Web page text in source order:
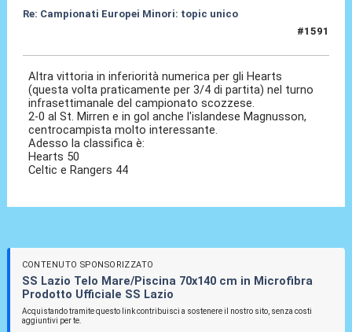
Re: Campionati Europei Minori: topic unico
#1591
Altra vittoria in inferiorità numerica per gli Hearts
(questa volta praticamente per 3/4 di partita) nel turno
infrasettimanale del campionato scozzese.
2-0 al St. Mirren e in gol anche l'islandese Magnusson,
centrocampista molto interessante.
Adesso la classifica è:
Hearts 50
Celtic e Rangers 44
CONTENUTO SPONSORIZZATO
SS Lazio Telo Mare/Piscina 70x140 cm in Microfibra
Prodotto Ufficiale SS Lazio
Acquistando tramite questo link contribuisci a sostenere il nostro sito, senza costi
aggiuntivi per te.